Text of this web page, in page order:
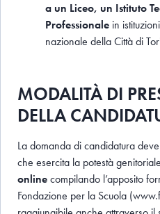
a un Liceo, un Istituto
Professionale in
nazionale della Città di
MODALITÀ DI
DELLA
La domanda di candidatura
che esercita la potestà
onlinecompilando l’apposito
Fondazione per la Scuola